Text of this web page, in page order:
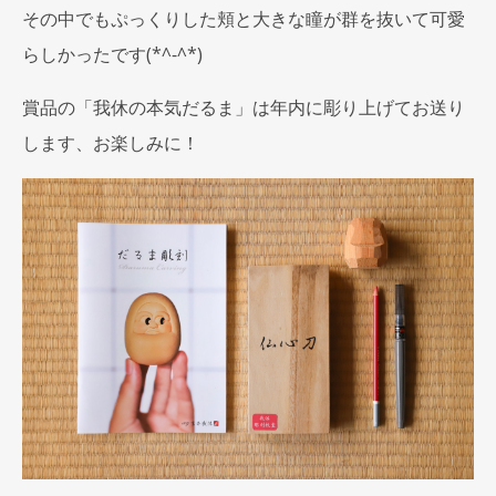
その中でもぷっくりした頬と大きな瞳が群を抜いて可愛
らしかったです(*^-^*)
賞品の「我休の本気だるま」は年内に彫り上げてお送り
します、お楽しみに！